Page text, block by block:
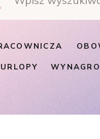
URLOPY